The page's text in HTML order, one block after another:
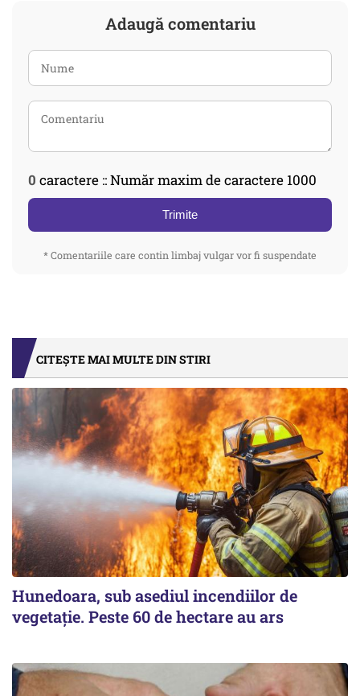
Adaugă comentariu
0 caractere :: Număr maxim de caractere 1000
Trimite
* Comentariile care contin limbaj vulgar vor fi suspendate
CITEȘTE MAI MULTE DIN STIRI
Hunedoara, sub asediul incendiilor de
vegetație. Peste 60 de hectare au ars